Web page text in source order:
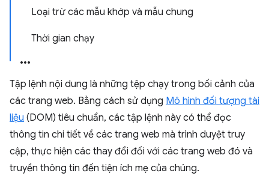
Loại trừ các mẫu khớp và mẫu chung
Thời gian chạy
Tập lệnh nội dung là những tệp chạy trong bối cảnh của
các trang web. Bằng cách sử dụng Mô hình đối tượng tài
liệu (DOM) tiêu chuẩn, các tập lệnh này có thể đọc
thông tin chi tiết về các trang web mà trình duyệt truy
cập, thực hiện các thay đổi đối với các trang web đó và
truyền thông tin đến tiện ích mẹ của chúng.